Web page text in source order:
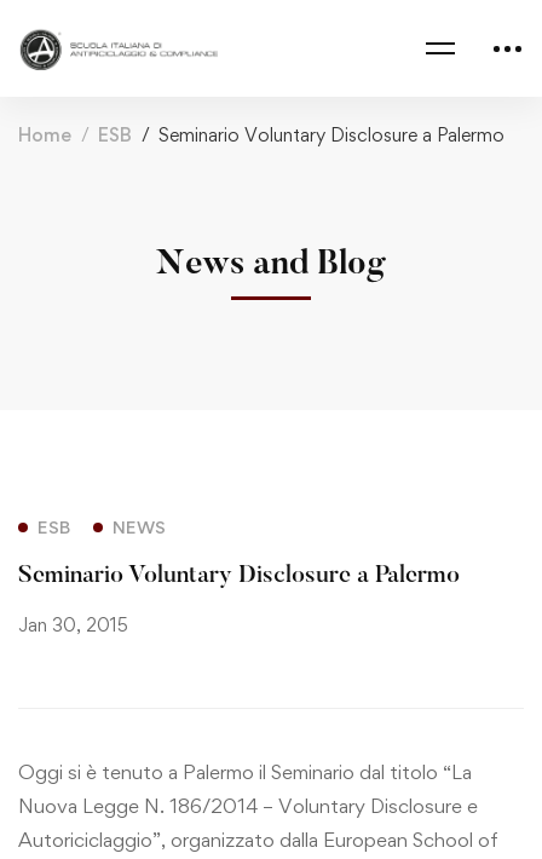
Home ESB Seminario Voluntary Disclosure a Palermo
News and Blog
ESB NEWS
Seminario Voluntary Disclosure a Palermo
Jan 30, 2015
Oggi si è tenuto a Palermo il Seminario dal titolo “La
Nuova Legge N. 186/2014 – Voluntary Disclosure e
Autoriciclaggio”, organizzato dalla European School of